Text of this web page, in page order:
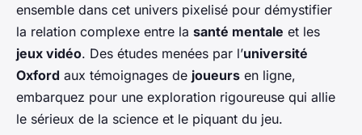
ensemble dans cet univers pixelisé pour démystifier
la relation complexe entre la santé mentale et les
jeux vidéo. Des études menées par l’université
Oxford aux témoignages de joueurs en ligne,
embarquez pour une exploration rigoureuse qui allie
le sérieux de la science et le piquant du jeu.